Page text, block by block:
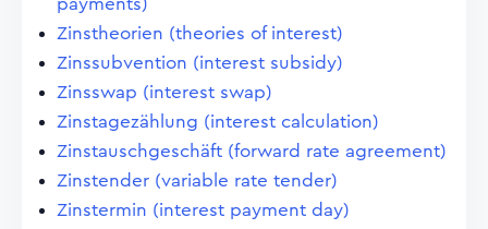
payments)
Zinstheorien (theories of interest)
Zinssubvention (interest subsidy)
Zinsswap (interest swap)
Zinstagezählung (interest calculation)
Zinstauschgeschäft (forward rate agreement)
Zinstender (variable rate tender)
Zinstermin (interest payment day)